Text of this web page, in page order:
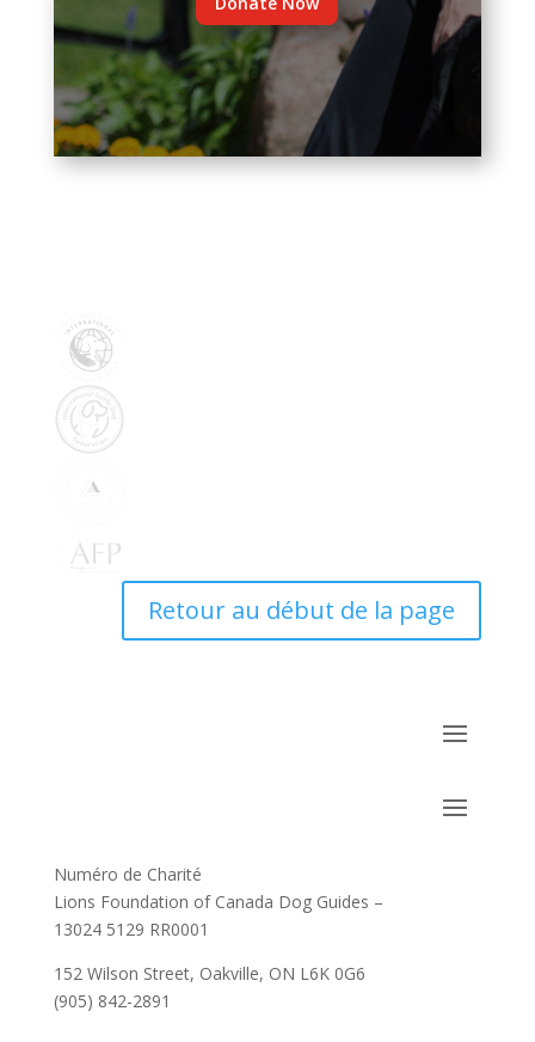
Retour au début de la page
Numéro de Charité
Lions Foundation of Canada Dog Guides –
13024 5129 RR0001
152 Wilson Street, Oakville, ON L6K 0G6
(905) 842-2891